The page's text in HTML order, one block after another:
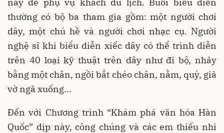
thường có bộ ba tham gia gồm: một người chơi
dây, một chú hề và người chơi nhạc cụ. Người
nghệ sĩ khi biểu diễn xiếc dây có thể trình diễn
trên 40 loại kỹ thuật trên dây như đi bộ, nhảy
bằng một chân, ngồi bắt chéo chân, nằm, quỳ, giả
vờ ngã xuống...
Đến với Chương trình “Khám phá văn hóa Hàn
Quốc” dịp này, công chúng và các em thiếu nhi